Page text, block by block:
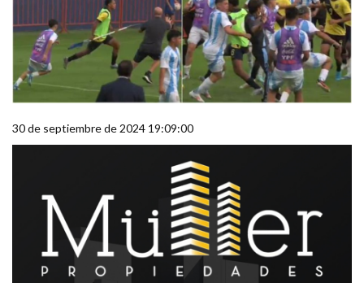
30 de septiembre de 2024 19:09:00